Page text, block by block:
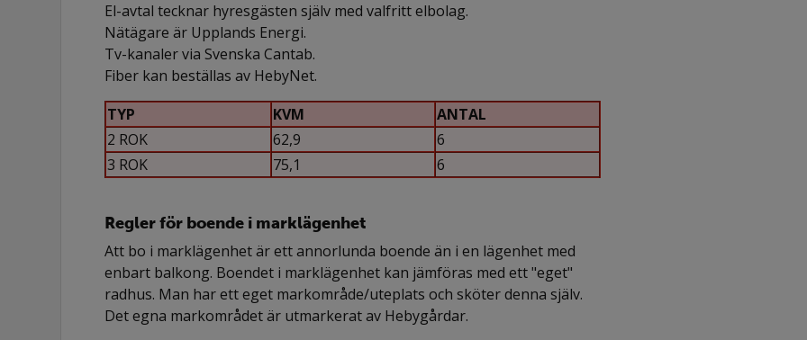
El-avtal tecknar hyresgästen själv med valfritt elbolag.
Nätägare är Upplands Energi.
Tv-kanaler via Svenska Cantab.
Fiber kan beställas av HebyNet.
TYP
KVM
ANTAL
2 ROK
62,9
6
3 ROK
75,1 6
Regler för boende i marklägenhet
Att bo i marklägenhet är ett annorlunda boende än i en lägenhet med
enbart balkong. Boendet i marklägenhet kan jämföras med ett "eget"
radhus. Man har ett eget markområde/uteplats och sköter denna själv.
Det egna markområdet är utmarkerat av Hebygårdar.